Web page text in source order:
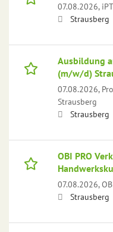
07.08.2026,
Strausberg
Ausbildung
(m/w/d)
07.08.2026,
Strausberg
Strausberg
OBI PRO
07.08.2026,
Strausberg